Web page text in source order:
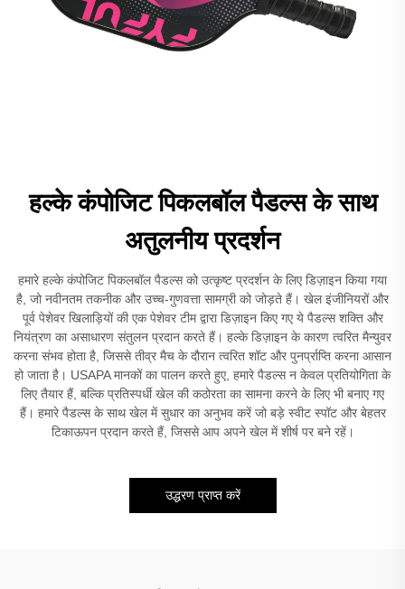
हल्के कंपोजिट पिकलबॉल पैडल्स के साथ
अतुलनीय प्रदर्शन
हमारे हल्के कंपोजिट पिकलबॉल पैडल्स को उत्कृष्ट प्रदर्शन के लिए डिज़ाइन किया गया
है, जो नवीनतम तकनीक और उच्च-गुणवत्ता सामग्री को जोड़ते हैं। खेल इंजीनियरों और
पूर्व पेशेवर खिलाड़ियों की एक पेशेवर टीम द्वारा डिज़ाइन किए गए ये पैडल्स शक्ति और
नियंत्रण का असाधारण संतुलन प्रदान करते हैं। हल्के डिज़ाइन के कारण त्वरित मैन्युवर
करना संभव होता है, जिससे तीव्र मैच के दौरान त्वरित शॉट और पुनर्प्राप्ति करना आसान
हो जाता है। USAPA मानकों का पालन करते हुए, हमारे पैडल्स न केवल प्रतियोगिता के
लिए तैयार हैं, बल्कि प्रतिस्पर्धी खेल की कठोरता का सामना करने के लिए भी बनाए गए
हैं। हमारे पैडल्स के साथ खेल में सुधार का अनुभव करें जो बड़े स्वीट स्पॉट और बेहतर
टिकाऊपन प्रदान करते हैं, जिससे आप अपने खेल में शीर्ष पर बने रहें।
उद्धरण प्राप्त करें